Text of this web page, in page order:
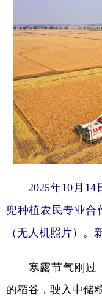
2025年10月
兜种植农民专业合
（无人机照片）。
寒露节气刚过，
的稻谷，驶入中储